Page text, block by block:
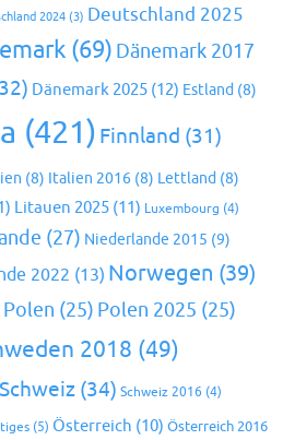
2024 (3) Deutschland 2025
(69) Dänemark 2017
Dänemark 2025 (12) Estland (8)
(421) Finnland (31)
(8) Italien 2016 (8) Lettland (8)
Litauen 2025 (11) Luxembourg (4)
(27) Niederlande 2015 (9)
2022 (13) Norwegen (39)
Polen (25) Polen 2025 (25)
2018 (49)
Schweiz (34) Schweiz 2016 (4)
(5) Österreich (10) Österreich 2016